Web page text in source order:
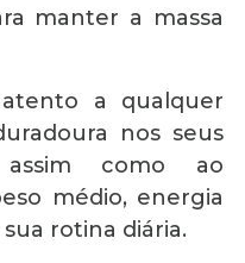
manter a massa
a qualquer
nos seus
assim como ao
médio, energia
rotina diária.